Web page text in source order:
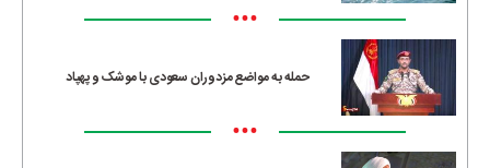
•••
حمله به مواضع مزدوران سعودی با موشک و پهپاد
•••